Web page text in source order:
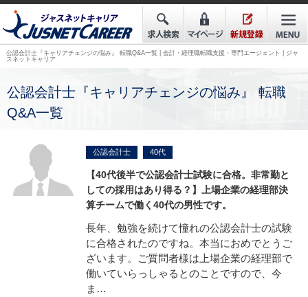
公認会計士『キャリアチェンジの悩み』 転職Q&A一覧 | 会計・経理職転職支援・専門エージェント | ジャ
スネットキャリア
公認会計士『キャリアチェンジの悩み』 転職
Q&A一覧
公認会計士 40代
【40代後半で公認会計士試験に合格。非常勤と
しての採用はあり得る？】
上場企業の経理部決
算チームで働く40代の男性です。
長年、勉強を続けて憧れの公認会計士の試験
に合格されたのですね。本当におめでとうご
ざいます。ご質問者様は上場企業の経理部で
働いていらっしゃるとのことですので、今
ま…